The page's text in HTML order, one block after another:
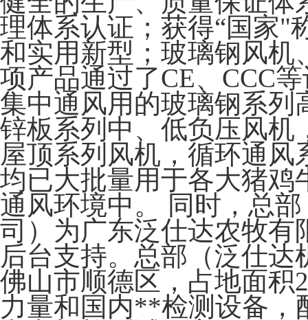
理体系认证；获得“国家"
和实用新型；玻璃钢风机
项产品通过了CE、CCC
集中通风用的玻璃钢系
锌板系列中、低负压风机
屋顶系列风机，循环通
均已大批量用于各大猪鸡
通风环境中。 同时，总
司）为广东泛仕达农牧有
后台支持。总部（泛仕
佛山市顺德区，占地面积
力量和国内**检测设备，